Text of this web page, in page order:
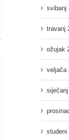
svibanj
travanj
ožujak
veljača
studeni